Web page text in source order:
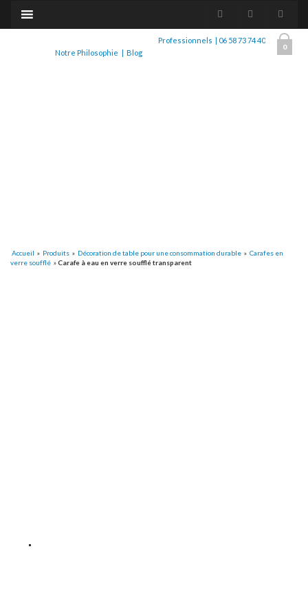
0
Notre Philosophie | Blog
Professionnels | 06 58 73 74 40
Accueil » Produits » Décoration de table pour une consommation durable » Carafes en
verre soufflé »Carafe à eau en verre soufflé transparent